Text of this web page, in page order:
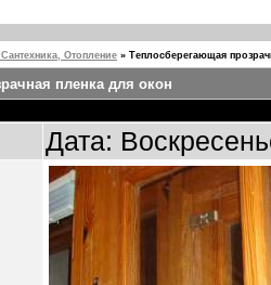
Отопление » Теплосберегающая
пленка для окон
Дата: